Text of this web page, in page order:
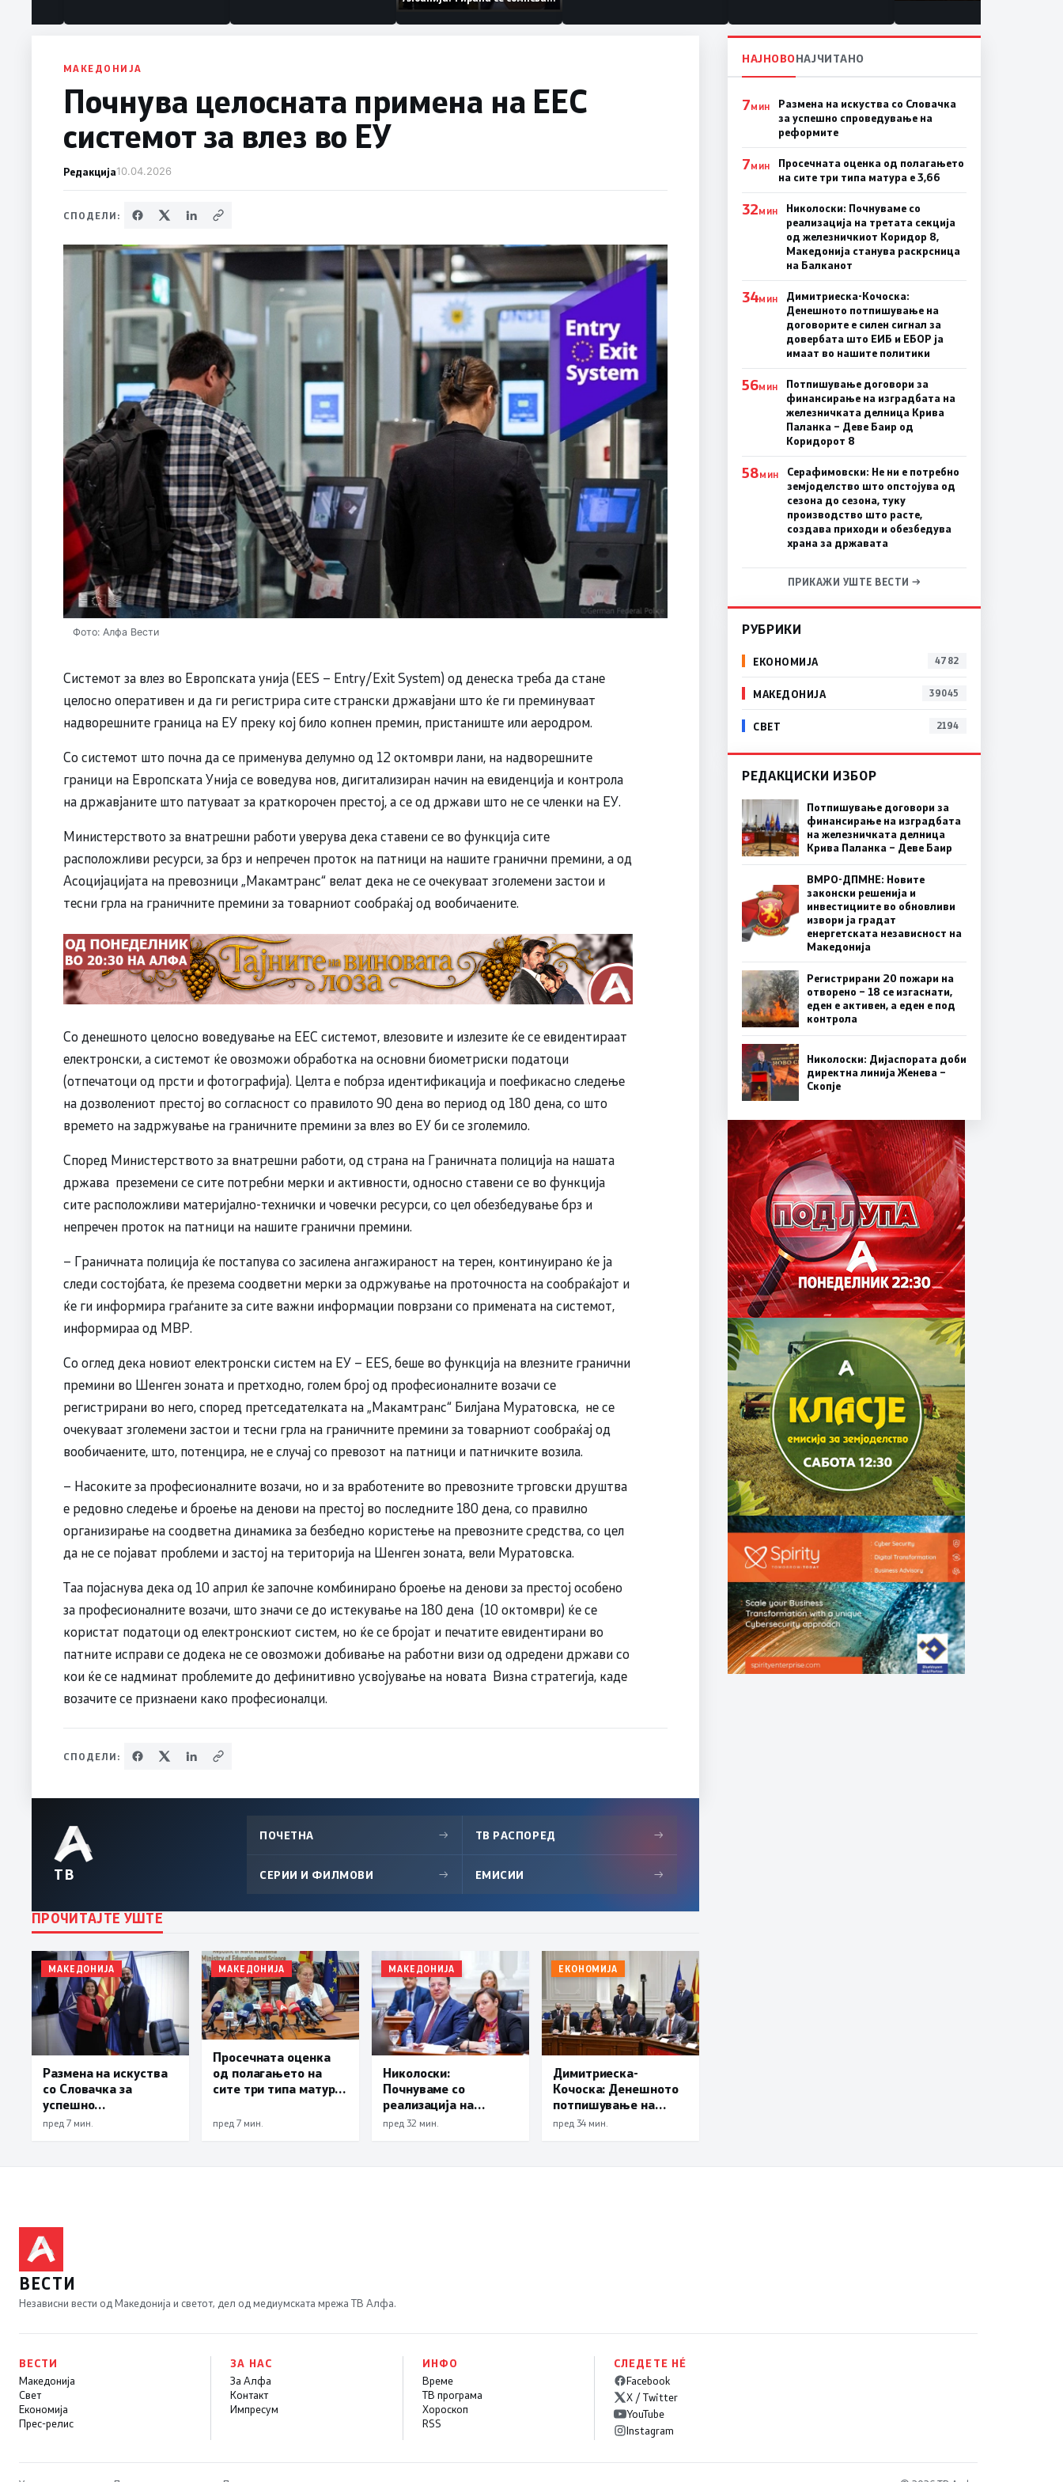
дека работеле за
терористички организации
МАКЕДОНИЈА
Почнува целосната примена на ЕЕС
системот за влез во ЕУ
Редакција10.04.2026
СПОДЕЛИ:
Фото: Алфа Вести
Системот за влез во Европската унија (EES – Entry/Exit System) од денеска треба да стане
целосно оперативен и да ги регистрира сите странски државјани што ќе ги преминуваат
надворешните граница на ЕУ преку кој било копнен премин, пристаниште или аеродром.
Со системот што почна да се применува делумно од 12 октомври лани, на надворешните
граници на Европската Унија се воведува нов, дигитализиран начин на евиденција и контрола
на државјаните што патуваат за краткорочен престој, а се од држави што не се членки на ЕУ.
Министерството за внатрешни работи уверува дека ставени се во функција сите
расположливи ресурси, за брз и непречен проток на патници на нашите гранични премини, а од
Асоцијацијата на превозници „Макамтранс“ велат дека не се очекуваат зголемени застои и
тесни грла на граничните премини за товарниот сообраќај од вообичаените.
Со денешното целосно воведување на ЕЕС системот, влезовите и излезите ќе се евидентираат
електронски, а системот ќе овозможи обработка на основни биометриски податоци
(отпечатоци од прсти и фотографија). Целта е побрза идентификација и поефикасно следење
на дозволениот престој во согласност со правилото 90 дена во период од 180 дена, со што
времето на задржување на граничните премини за влез во ЕУ би се зголемило.
Според Министерството за внатрешни работи, од страна на Граничната полиција на нашата
држава преземени се сите потребни мерки и активности, односно ставени се во функција
сите расположливи материјално-технички и човечки ресурси, со цел обезбедување брз и
непречен проток на патници на нашите гранични премини.
– Граничната полиција ќе постапува со засилена ангажираност на терен, континуирано ќе ја
следи состојбата, ќе презема соодветни мерки за одржување на проточноста на сообраќајот и
ќе ги информира граѓаните за сите важни информации поврзани со примената на системот,
информираа од МВР.
Со оглед дека новиот електронски систем на ЕУ – EES, беше во функција на влезните гранични
премини во Шенген зоната и претходно, голем број од професионалните возачи се
регистрирани во него, според претседателката на „Макамтранс“ Билјана Муратовска, не се
очекуваат зголемени застои и тесни грла на граничните премини за товарниот сообраќај од
вообичаените, што, потенцира, не е случај со превозот на патници и патничките возила.
– Насоките за професионалните возачи, но и за вработените во превозните трговски друштва
е редовно следење и броење на денови на престој во последните 180 дена, со правилно
организирање на соодветна динамика за безбедно користење на превозните средства, со цел
да не се појават проблеми и застој на територија на Шенген зоната, вели Муратовска.
Таа појаснува дека од 10 април ќе започне комбинирано броење на денови за престој особено
за професионалните возачи, што значи се до истекување на 180 дена (10 октомври) ќе се
користат податоци од електронскиот систем, но ќе се бројат и печатите евидентирани во
патните исправи се додека не се овозможи добивање на работни визи од одредени држави со
кои ќе се надминат проблемите до дефинитивно усвојување на новата Визна стратегија, каде
возачите се признаени како професионалци.
СПОДЕЛИ:
ТВ
ПОЧЕТНА → ТВ РАСПОРЕД →
СЕРИИ И ФИЛМОВИ → ЕМИСИИ →
ПРОЧИТАЈТЕ УШТЕ
МАКЕДОНИЈА
Размена на искуства
со Словачка за
успешно
спроведување на
пред 7 мин.
МАКЕДОНИЈА
Просечната оценка
од полагањето на
сите три типа матура
пред 7 мин.
МАКЕДОНИЈА
Николоски:
Почнуваме со
реализација на
третата секција од
пред 32 мин.
ЕКОНОМИЈА
Димитриеска-
Кочоска: Денешното
потпишување на
договорите е силен
пред 34 мин.
НАЈНОВОНАЈЧИТАНО
7МИН
Размена на искуства со Словачка
за успешно спроведување на
реформите
7МИН
Просечната оценка од полагањето
на сите три типа матура е 3,66
32МИН
Николоски: Почнуваме со
реализација на третата секција
од железничкиот Коридор 8,
Македонија станува раскрсница
на Балканот
34МИН
Димитриеска-Кочоска:
Денешното потпишување на
договорите е силен сигнал за
довербата што ЕИБ и ЕБОР ја
имаат во нашите политики
56МИН
Потпишување договори за
финансирање на изградбата на
железничката делница Крива
Паланка – Деве Баир од
Коридорот 8
58МИН
Серафимовски: Не ни е потребно
земјоделство што опстојува од
сезона до сезона, туку
производство што расте,
создава приходи и обезбедува
храна за државата
ПРИКАЖИ УШТЕ ВЕСТИ →
РУБРИКИ
ЕКОНОМИЈА 4782
МАКЕДОНИЈА 39045
СВЕТ 2194
РЕДАКЦИСКИ ИЗБОР
Потпишување договори за
финансирање на изградбата
на железничката делница
Крива Паланка – Деве Баир
ВМРО-ДПМНЕ: Новите
законски решенија и
инвестициите во обновливи
извори ја градат
енергетската независност на
Македонија
Регистрирани 20 пожари на
отворено – 18 се изгаснати,
еден е активен, а еден е под
контрола
Николоски: Дијаспората доби
директна линија Женева –
Скопје
ВЕСТИ
Независни вести од Македонија и светот, дел од медиумската мрежа ТВ Алфа.
ВЕСТИ
Македонија
Свет
Економија
Прес-релис
ЗА НАС
За Алфа
Контакт
Импресум
ИНФО
Време
ТВ програма
Хороскоп
RSS
СЛЕДЕТЕ НÉ
Facebook
X / Twitter
YouTube
Instagram